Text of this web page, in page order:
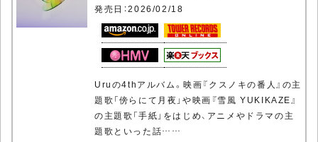
発売日：2026/02/18
Uruの4thアルバム。映画『クスノキの番人』の主
題歌「傍らにて月夜」や映画『雪風 YUKIKAZE』
の主題歌「手紙」をはじめ、アニメやドラマの主
題歌といった話……